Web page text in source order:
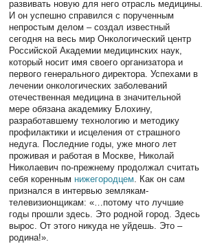
развивать новую для него отрасль медицины.
И он успешно справился с порученным
непростым делом – создал известный
сегодня на весь мир Онкологический центр
Российской Академии медицинских наук,
который носит имя своего организатора и
первого генерального директора. Успехами в
лечении онкологических заболеваний
отечественная медицина в значительной
мере обязана академику Блохину,
разработавшему технологию и методику
профилактики и исцеления от страшного
недуга. Последние годы, уже много лет
проживая и работая в Москве, Николай
Николаевич по-прежнему продолжал считать
себя коренным нижегородцем. Как он сам
признался в интервью землякам-
телевизионщикам: «…потому что лучшие
годы прошли здесь. Это родной город. Здесь
вырос. От этого никуда не уйдешь. Это –
родина!».